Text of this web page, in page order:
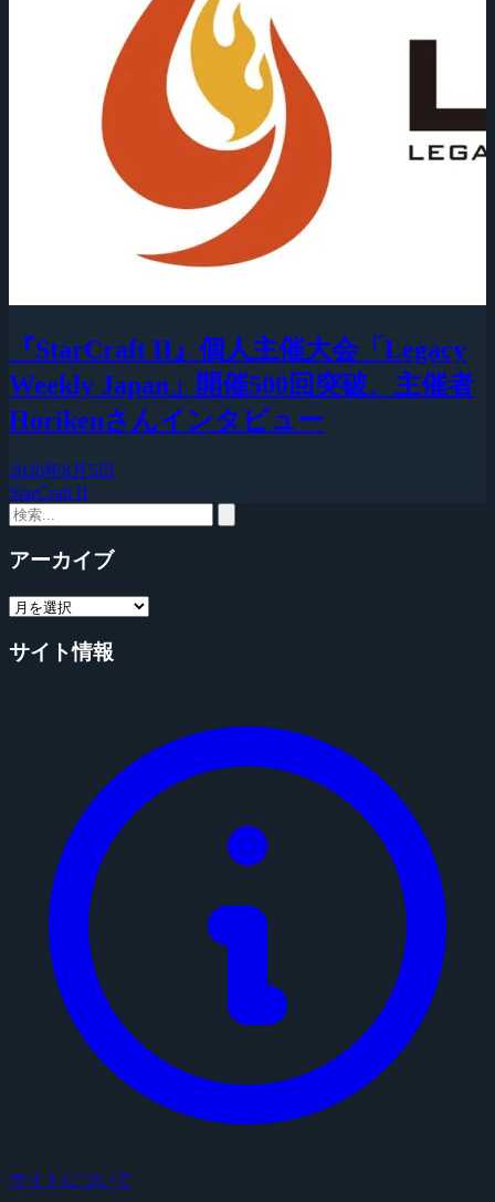
『StarCraft II』個人主催大会「Legacy
Weekly Japan」開催500回突破、主催者
Horikenさんインタビュー
2026年8月5日
StarCraft II
アーカイブ
サイト情報
サイトについて